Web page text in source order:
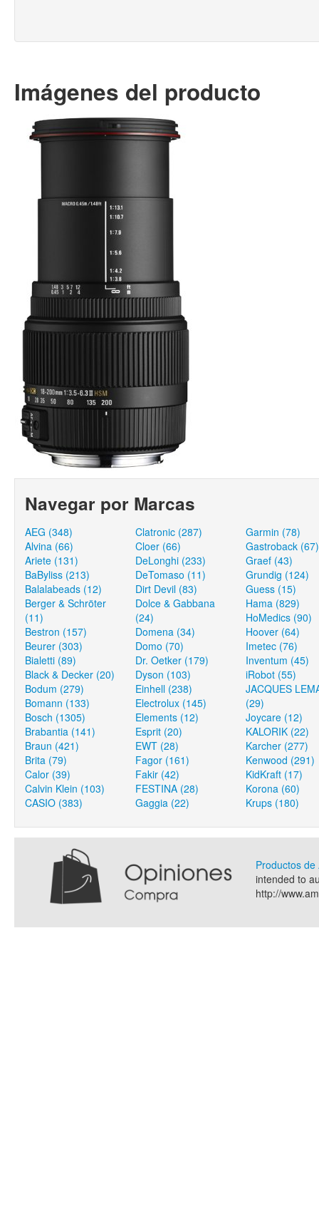
Imágenes del producto
Navegar por Marcas
AEG (348)
Alvina (66)
Ariete (131)
BaByliss (213)
Balalabeads (12)
Berger & Schröter
(11)
Bestron (157)
Beurer (303)
Bialetti (89)
Black & Decker (20)
Bodum (279)
Bomann (133)
Bosch (1305)
Brabantia (141)
Braun (421)
Brita (79)
Calor (39)
Calvin Klein (103)
CASIO (383)
Clatronic (287)
Cloer (66)
DeLonghi (233)
DeTomaso (11)
Dirt Devil (83)
Dolce & Gabbana
(24)
Domena (34)
Domo (70)
Dr. Oetker (179)
Dyson (103)
Einhell (238)
Electrolux (145)
Elements (12)
Esprit (20)
EWT (28)
Fagor (161)
Fakir (42)
FESTINA (28)
Gaggia (22)
Garmin (78)
Gastroback (67)
Graef (43)
Grundig (124)
Guess (15)
Hama (829)
HoMedics (90)
Hoover (64)
Imetec (76)
Inventum (45)
iRobot (55)
JACQUES
(29)
Joycare (12)
KALORIK (22)
Karcher (277)
Kenwood (291)
KidKraft (17)
Korona (60)
Krups (180)
Productos
intended to
http://